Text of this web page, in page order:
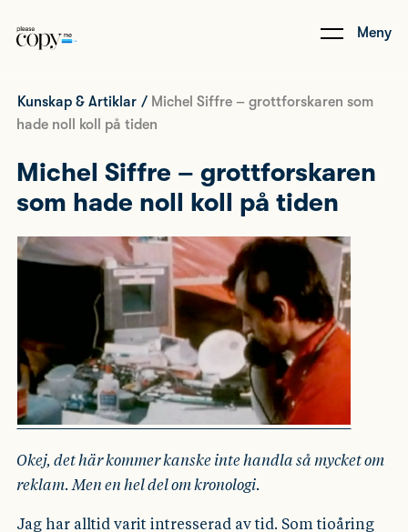
Meny
Kunskap & Artiklar / Michel Siffre – grottforskaren som
hade noll koll på tiden
Michel Siffre – grottforskaren
som hade noll koll på tiden
Okej, det här kommer kanske inte handla så mycket om
reklam. Men en hel del om kronologi.
Jag har alltid varit intresserad av tid. Som tioåring